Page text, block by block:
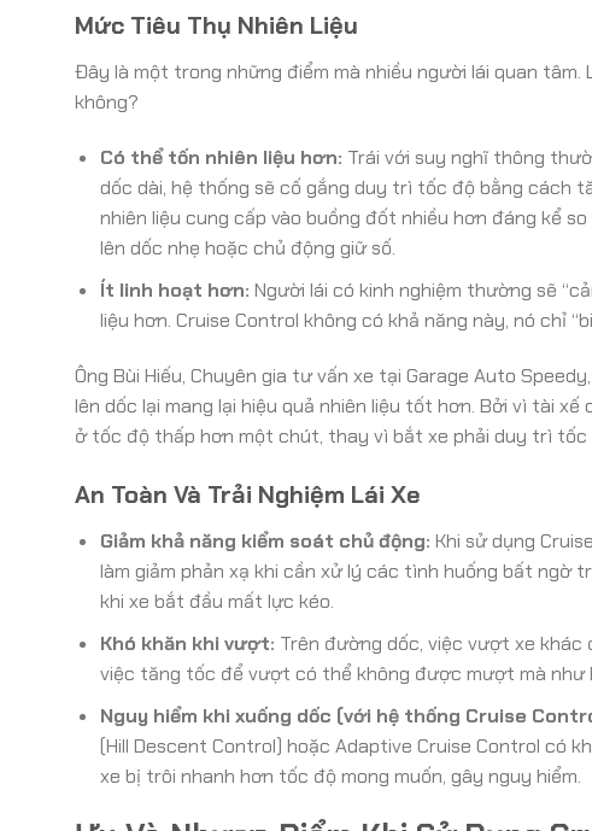
Mức Tiêu Thụ Nhiên Liệu
Đây là một trong những điểm mà nhiều người lái quan
không?
Có thể tốn nhiên liệu hơn: Trái với suy nghĩ thông
dốc dài, hệ thống sẽ cố gắng duy trì tốc độ bằng cách
nhiên liệu cung cấp vào buồng đốt nhiều hơn đáng kể
lên dốc nhẹ hoặc chủ động giữ số.
Ít linh hoạt hơn: Người lái có kinh nghiệm thường sẽ
liệu hơn. Cruise Control không có khả năng này, nó chỉ
Ông Bùi Hiếu, Chuyên gia tư vấn xe tại Garage Auto
lên dốc lại mang lại hiệu quả nhiên liệu tốt hơn. Bởi vì tài
ở tốc độ thấp hơn một chút, thay vì bắt xe phải duy trì tốc
An Toàn Và Trải Nghiệm Lái Xe
Giảm khả năng kiểm soát chủ động: Khi sử dụng
làm giảm phản xạ khi cần xử lý các tình huống bất ngờ
khi xe bắt đầu mất lực kéo.
Khó khăn khi vượt: Trên đường dốc, việc vượt xe khác
việc tăng tốc để vượt có thể không được mượt mà như
Nguy hiểm khi xuống dốc (với hệ thống Cruise
(Hill Descent Control) hoặc Adaptive Cruise Control có
xe bị trôi nhanh hơn tốc độ mong muốn, gây nguy hiểm.